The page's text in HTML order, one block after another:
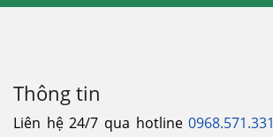
Thông tin
Liên hệ 24/7 qua hotline0968.571.331